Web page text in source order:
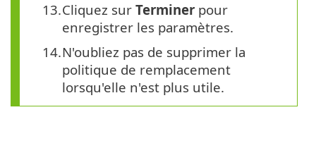
Cliquez sur Terminer pour
enregistrer les paramètres.
N'oubliez pas de supprimer la
politique de remplacement
lorsqu'elle n'est plus utile.